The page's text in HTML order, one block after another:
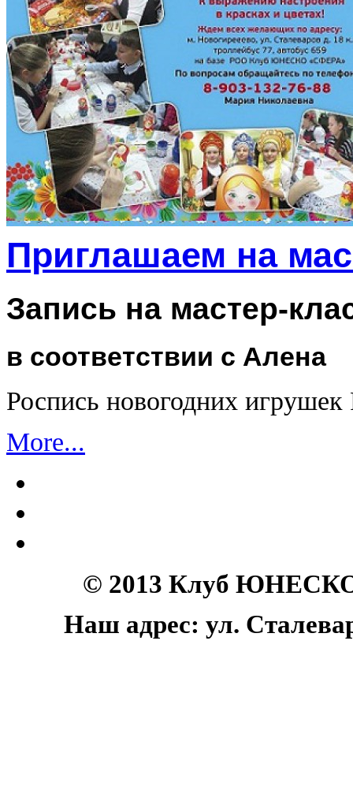
Приглашаем на
Запись на мастер-
в соответствии с Алена
Роспись новогодних
More...
© 2013 Клуб
Наш адрес: ул.